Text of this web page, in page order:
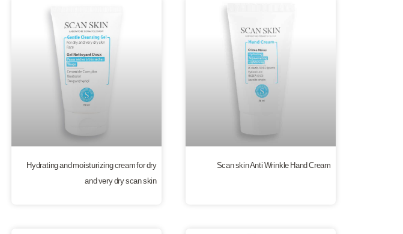
Scan skin Anti Wrinkle Hand Cream
Hydrating and moisturizing cream for dry
and very dry scan skin